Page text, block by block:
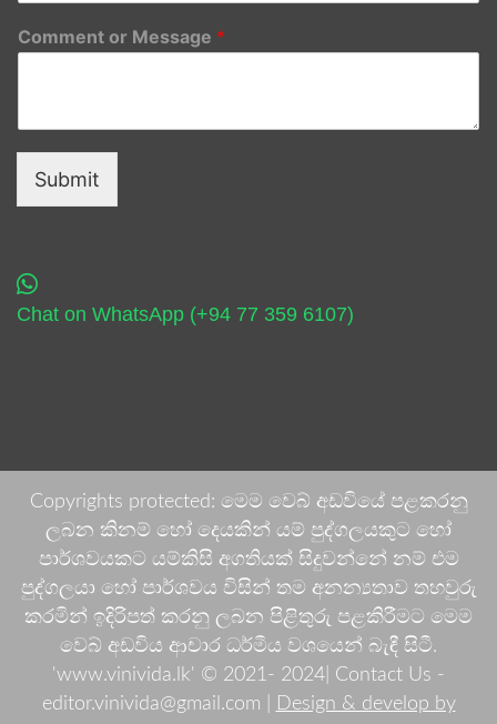
Comment or Message *
Submit
Chat on WhatsApp (+94 77 359 6107)
Copyrights protected: මෙම වෙබ් අඩවියේ පළකරනු
ලබන කිනම් හෝ දෙයකින් යම් පුද්ගලයකුට හෝ
පාර්ශවයකට යම්කිසි අගතියක් සිදුවන්නේ නම් එම
පුද්ගලයා හෝ පාර්ශවය විසින් තම අනන්‍යතාව තහවුරු
කරමින් ඉදිරිපත් කරනු ලබන පිළිතුරු පළකිරීමට මෙම
වෙබ් අඩවිය ආචාර ධර්මීය වශයෙන් බැඳී සිටී.
'www.vinivida.lk' © 2021- 2024| Contact Us -
editor.vinivida@gmail.com |
Design & develop by